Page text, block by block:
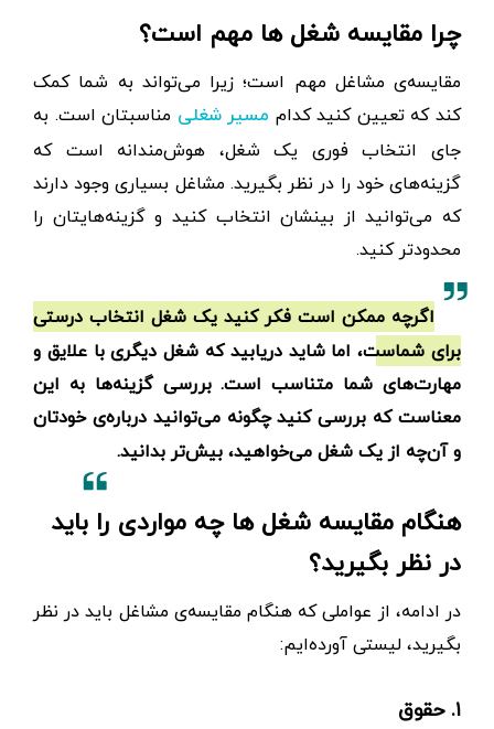
چرا مقایسه شغل ها مهم است؟
مقایسه‌ی مشاغل مهم است؛ زیرا می‌تواند به شما کمک
کند که تعیین کنید کدام مسیر شغلی مناسبتان است. به
جای انتخاب فوری یک شغل، هوش‌مندانه است که
گزینه‌های خود را در نظر بگیرید. مشاغل بسیاری وجود دارند
که می‌توانید از بینشان انتخاب کنید و گزینه‌هایتان را
محدودتر کنید.
اگرچه ممکن است فکر کنید یک شغل انتخاب درستی
برای شماست، اما شاید دریابید که شغل دیگری با علایق و
مهارت‌های شما متناسب است. بررسی گزینه‌ها به این
معناست که بررسی کنید چگونه می‌توانید درباره‌ی خودتان
و آن‌چه از یک شغل می‌خواهید، بیش‌تر بدانید.
هنگام مقایسه شغل ها چه مواردی را باید
در نظر بگیرید؟
در ادامه، از عواملی که هنگام مقایسه‌ی مشاغل باید در نظر
بگیرید، لیستی آورده‌ایم:
۱. حقوق